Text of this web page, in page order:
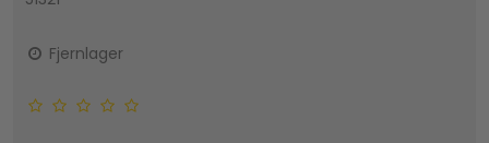
Fjernlager